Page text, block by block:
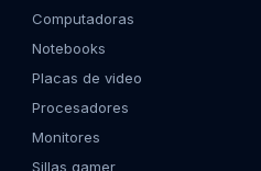
Computadoras
Notebooks
Placas de video
Procesadores
Monitores
Sillas gamer